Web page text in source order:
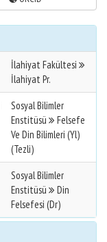
İlahiyat Fakültesi
İlahiyat Pr.
Sosyal Bilimler
Enstitüsü
Felsefe
Ve Din Bilimleri (Yl)
(Tezli)
Sosyal Bilimler
Enstitüsü
Din
Felsefesi (Dr)